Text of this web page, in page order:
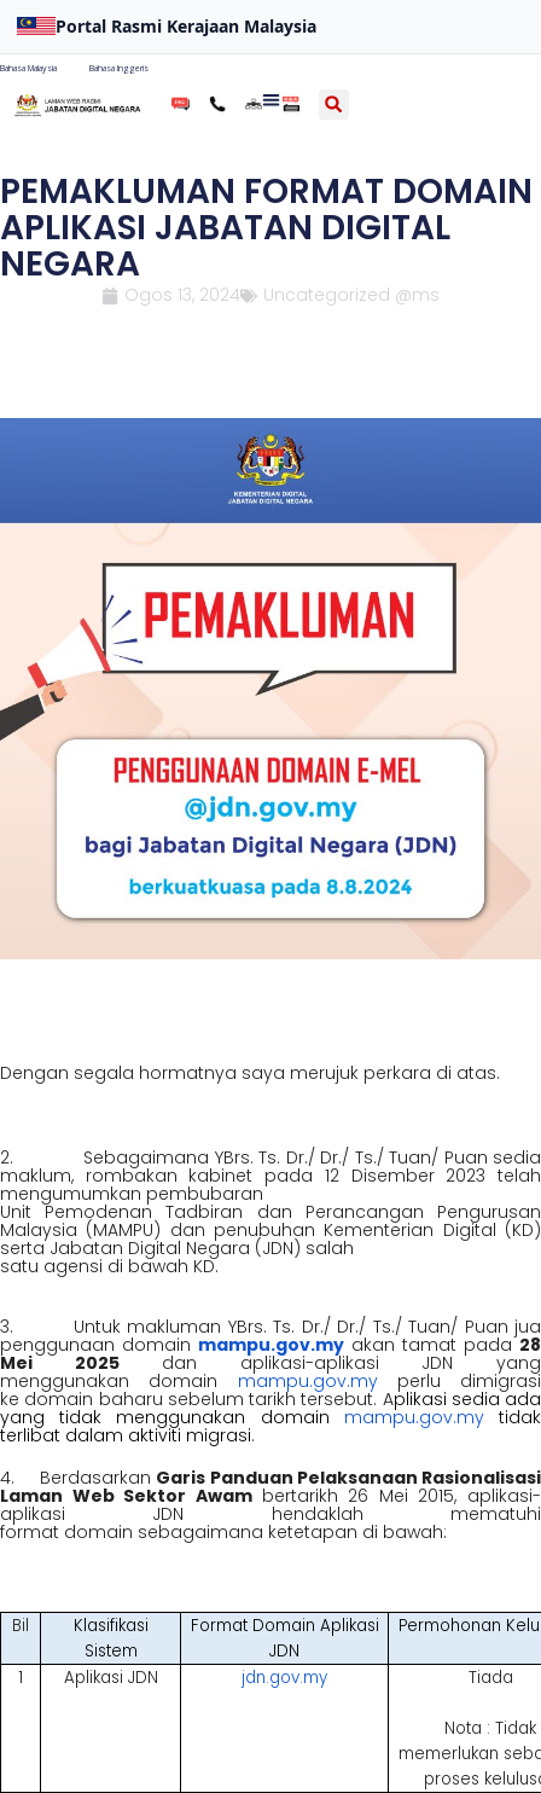
Portal Rasmi Kerajaan Malaysia
Bahasa Malaysia Bahasa Inggeris
PEMAKLUMAN FORMAT DOMAIN
APLIKASI JABATAN DIGITAL
NEGARA
Ogos 13, 2024 Uncategorized @ms
Dengan segala hormatnya saya merujuk perkara di atas.
2. Sebagaimana YBrs. Ts. Dr./ Dr./ Ts./ Tuan/ Puan sedia
maklum, rombakan kabinet pada 12 Disember 2023 telah
mengumumkan pembubaran
Unit Pemodenan Tadbiran dan Perancangan Pengurusan
Malaysia (MAMPU) dan penubuhan Kementerian Digital (KD)
serta Jabatan Digital Negara (JDN) salah
satu agensi di bawah KD.
3. Untuk makluman YBrs. Ts. Dr./ Dr./ Ts./ Tuan/ Puan jua
penggunaan domain mampu.gov.my akan tamat pada28
Mei 2025dan aplikasi-aplikasi JDN yang
menggunakan domain mampu.gov.myperlu dimigrasi
ke domain baharu sebelum tarikh tersebut. Aplikasi sedia ada
yang tidak menggunakan domain mampu.gov.mytidak
terlibat dalam aktiviti migrasi.
4. Berdasarkan Garis Panduan Pelaksanaan Rasionalisasi
Laman Web Sektor Awam bertarikh 26 Mei 2015, aplikasi-
aplikasi JDN hendaklah mematuhi
format domain sebagaimana ketetapan di bawah:
Bil
Klasifikasi
Sistem
Format Domain Aplikasi
JDN
Permohonan
1 Aplikasi JDN jdn.gov.my Tiada
Nota : Tidak
memerlukan
proses